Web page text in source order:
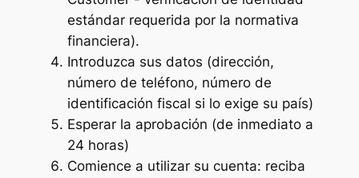
estándar requerida por la normativa
financiera).
Introduzca sus datos (dirección,
número de teléfono, número de
identificación fiscal si lo exige su país)
Esperar la aprobación (de inmediato a
24 horas)
Comience a utilizar su cuenta: reciba